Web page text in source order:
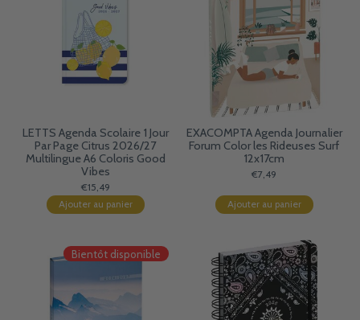
LETTS Agenda Scolaire 1 Jour
Par Page Citrus 2026/27
Multilingue A6 Coloris Good
Vibes
€15,49
Ajouter au panier
EXACOMPTA Agenda Journalier
Forum Color les Rideuses Surf
12x17cm
€7,49
Ajouter au panier
Bientôt disponible